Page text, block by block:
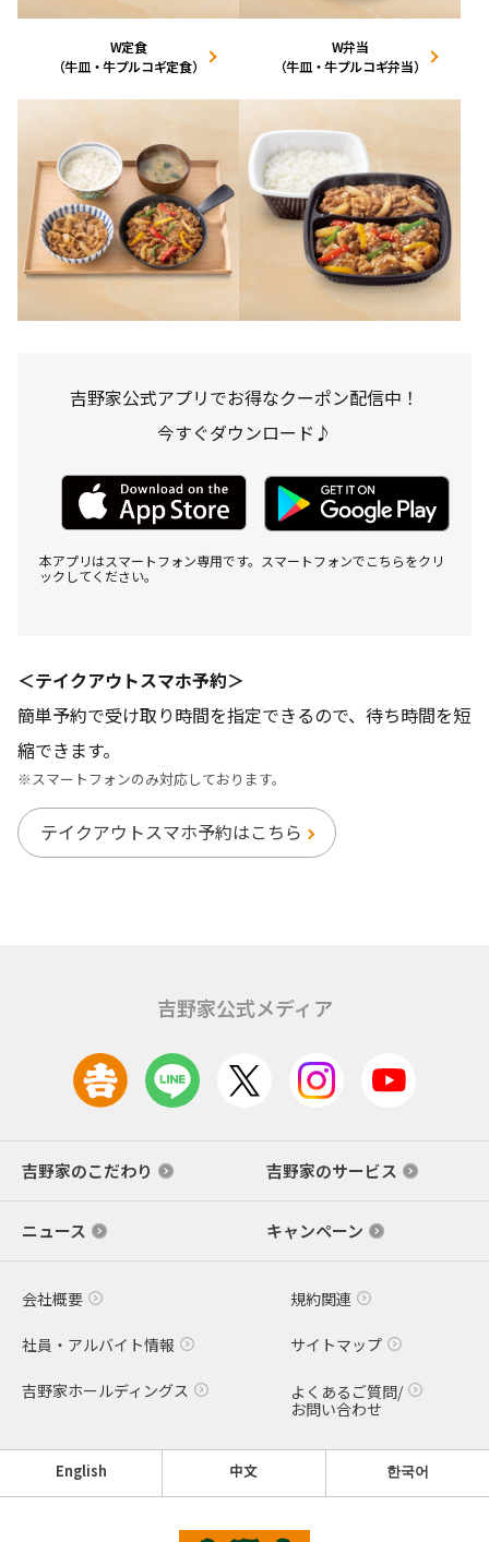
W定食
（牛皿・牛プルコギ定食）
W弁当
（牛皿・牛プルコギ弁当）
吉野家公式アプリでお得なクーポン配信中！
今すぐダウンロード♪
本アプリはスマートフォン専用です。スマートフォンでこちらをクリ
ックしてください。
＜テイクアウトスマホ予約＞
簡単予約で受け取り時間を指定できるので、待ち時間を短
縮できます。
※スマートフォンのみ対応しております。
テイクアウトスマホ予約はこちら
吉野家公式メディア
吉野家のこだわり 吉野家のサービス
ニュース キャンペーン
会社概要 規約関連
社員・アルバイト情報 サイトマップ
吉野家ホールディングス
よくあるご質問/
お問い合わせ
English 中文 한국어